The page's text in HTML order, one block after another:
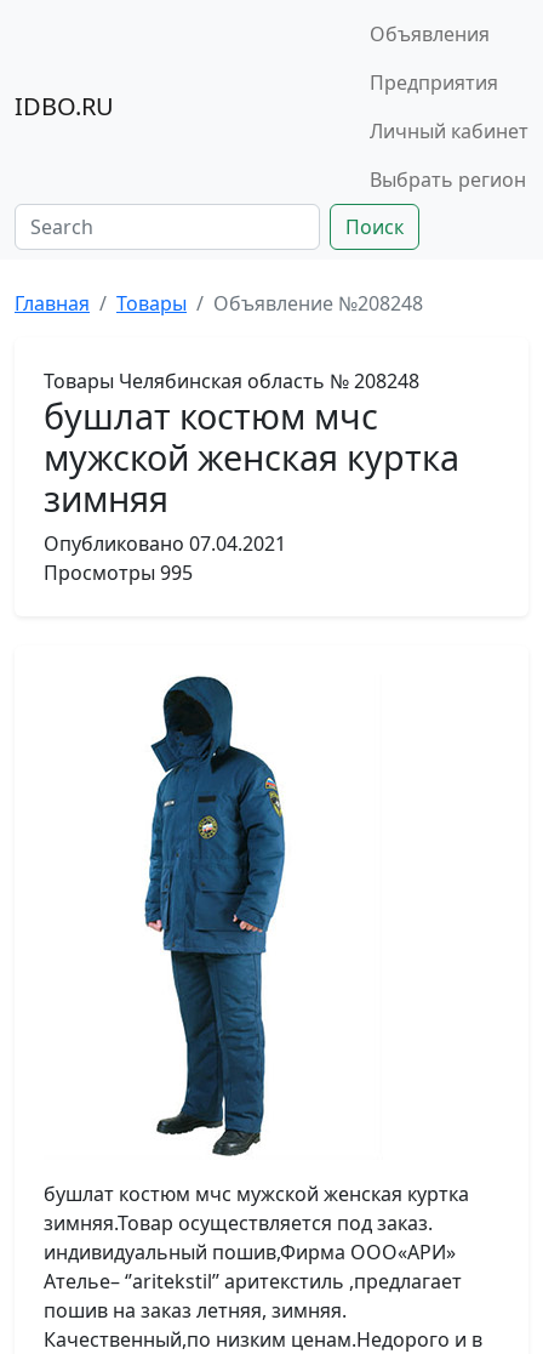
IDBO.RU
Объявления
Предприятия
Личный кабинет
Выбрать регион
Поиск
Главная Товары Объявление №208248
Товары Челябинская область № 208248
бушлат костюм мчс
мужской женская куртка
зимняя
Опубликовано 07.04.2021
Просмотры 995
бушлат костюм мчс мужской женская куртка
зимняя.Товар осуществляется под заказ.
индивидуальный пошив,Фирма ООО«АРИ»
Ателье– ‘’aritekstil’’ аритекстиль ,предлагает
пошив на заказ летняя, зимняя.
Качественный,по низким ценам.Недорого и в